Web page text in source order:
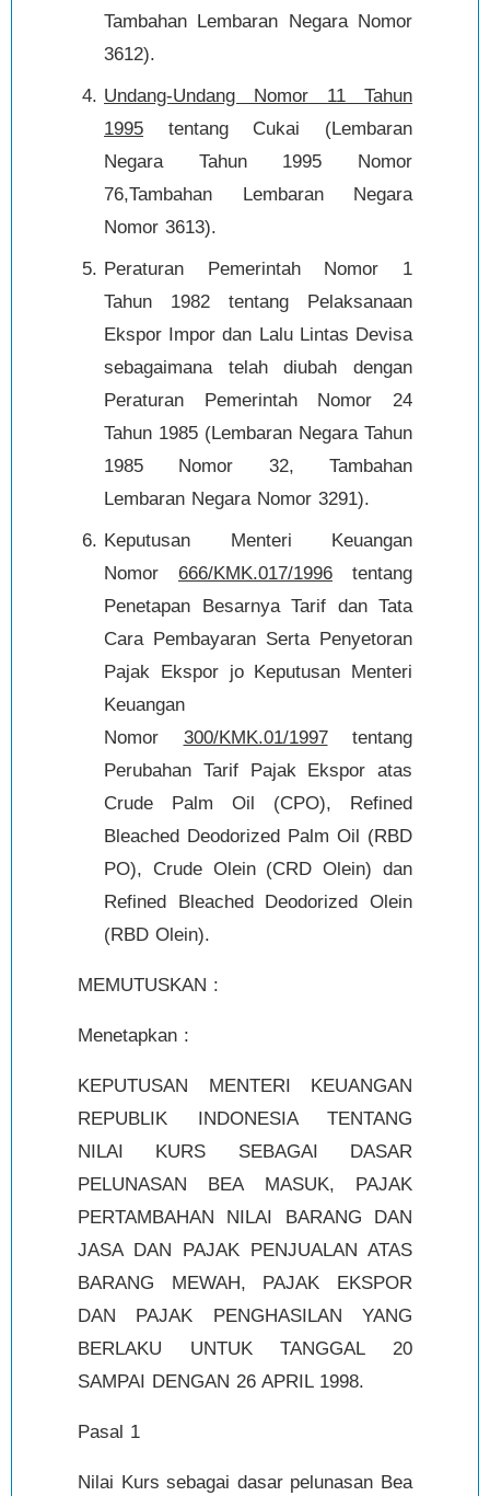
Tambahan Lembaran Negara Nomor
3612).
Undang-Undang Nomor 11 Tahun
1995 tentang Cukai (Lembaran
Negara Tahun 1995 Nomor
76,Tambahan Lembaran Negara
Nomor 3613).
Peraturan Pemerintah Nomor 1
Tahun 1982 tentang Pelaksanaan
Ekspor Impor dan Lalu Lintas Devisa
sebagaimana telah diubah dengan
Peraturan Pemerintah Nomor 24
Tahun 1985 (Lembaran Negara Tahun
1985 Nomor 32, Tambahan
Lembaran Negara Nomor 3291).
Keputusan Menteri Keuangan
Nomor 666/KMK.017/1996 tentang
Penetapan Besarnya Tarif dan Tata
Cara Pembayaran Serta Penyetoran
Pajak Ekspor jo Keputusan Menteri
Keuangan
Nomor 300/KMK.01/1997tentang
Perubahan Tarif Pajak Ekspor atas
Crude Palm Oil (CPO), Refined
Bleached Deodorized Palm Oil (RBD
PO), Crude Olein (CRD Olein) dan
Refined Bleached Deodorized Olein
(RBD Olein).
MEMUTUSKAN :
Menetapkan :
KEPUTUSAN MENTERI KEUANGAN
REPUBLIK INDONESIA TENTANG
NILAI KURS SEBAGAI DASAR
PELUNASAN BEA MASUK, PAJAK
PERTAMBAHAN NILAI BARANG DAN
JASA DAN PAJAK PENJUALAN ATAS
BARANG MEWAH, PAJAK EKSPOR
DAN PAJAK PENGHASILAN YANG
BERLAKU UNTUK TANGGAL 20
SAMPAI DENGAN 26 APRIL 1998.
Pasal 1
Nilai Kurs sebagai dasar pelunasan Bea